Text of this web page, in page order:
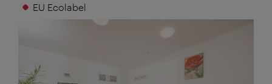
EU Ecolabel